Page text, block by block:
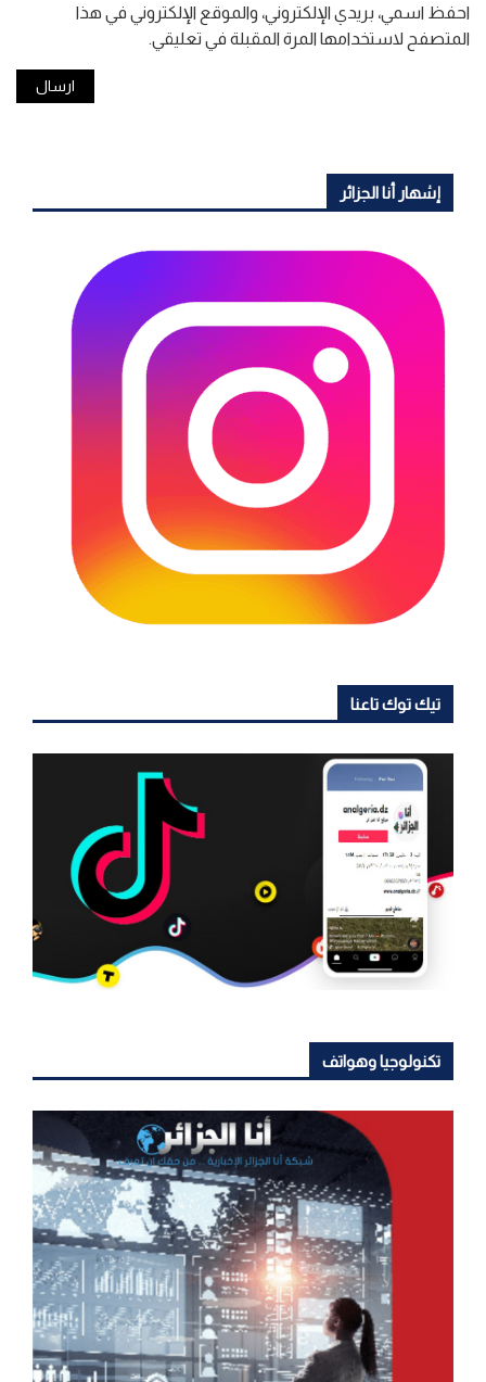
احفظ اسمي، بريدي الإلكتروني، والموقع الإلكتروني في هذا
المتصفح لاستخدامها المرة المقبلة في تعليقي.
إشهار أنا الجزائر
تيك توك تاعنا
تكنولوجيا وهواتف